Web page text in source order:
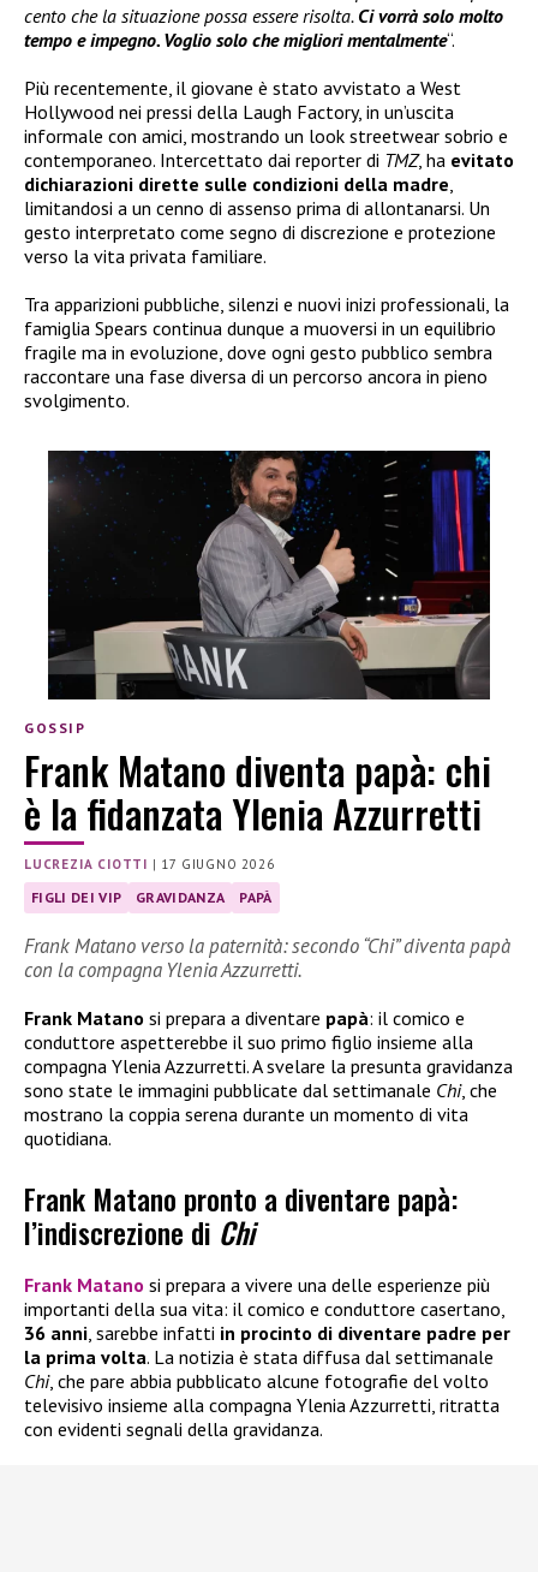
cento che la situazione possa essere risolta. Ci vorrà solo molto
tempo e impegno. Voglio solo che migliori mentalmente“.
Più recentemente, il giovane è stato avvistato a West
Hollywood nei pressi della Laugh Factory, in un’uscita
informale con amici, mostrando un look streetwear sobrio e
contemporaneo. Intercettato dai reporter di TMZ, ha evitato
dichiarazioni dirette sulle condizioni della madre,
limitandosi a un cenno di assenso prima di allontanarsi. Un
gesto interpretato come segno di discrezione e protezione
verso la vita privata familiare.
Tra apparizioni pubbliche, silenzi e nuovi inizi professionali, la
famiglia Spears continua dunque a muoversi in un equilibrio
fragile ma in evoluzione, dove ogni gesto pubblico sembra
raccontare una fase diversa di un percorso ancora in pieno
svolgimento.
GOSSIP
Frank Matano diventa papà: chi
è la fidanzata Ylenia Azzurretti
LUCREZIA CIOTTI | 17 GIUGNO 2026
FIGLI DEI VIP GRAVIDANZA PAPÀ
Frank Matano verso la paternità: secondo “Chi” diventa papà
con la compagna Ylenia Azzurretti.
Frank Matano si prepara a diventare papà: il comico e
conduttore aspetterebbe il suo primo figlio insieme alla
compagna Ylenia Azzurretti. A svelare la presunta gravidanza
sono state le immagini pubblicate dal settimanale Chi, che
mostrano la coppia serena durante un momento di vita
quotidiana.
Frank Matano pronto a diventare papà:
l’indiscrezione di Chi
Frank Matano si prepara a vivere una delle esperienze più
importanti della sua vita: il comico e conduttore casertano,
36 anni , sarebbe infatti in procinto di diventare padre per
la prima volta. La notizia è stata diffusa dal settimanale
Chi, che pare abbia pubblicato alcune fotografie del volto
televisivo insieme alla compagna Ylenia Azzurretti, ritratta
con evidenti segnali della gravidanza.